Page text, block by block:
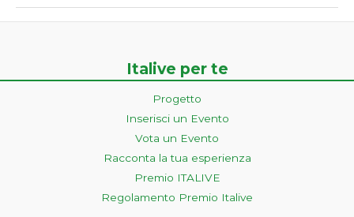
Italive per te
Progetto
Inserisci un Evento
Vota un Evento
Racconta la tua esperienza
Premio ITALIVE
Regolamento Premio Italive